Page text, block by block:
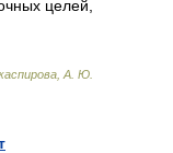
целей,
А. Ю.